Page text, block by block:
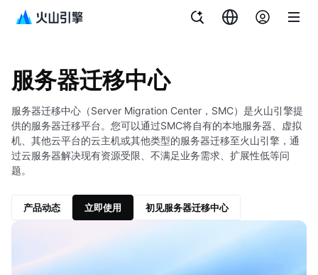
服务器迁移中心
服务器迁移中心
服务器迁移中心（Server Migration Center，SMC）是火山引擎提
供的服务器迁移平台。您可以通过SMC将自有的本地服务器、虚拟
机、其他云平台的云主机或其他类型的服务器迁移至火山引擎，通
过云服务器解决现有资源受限、不满足业务需求、扩展性低等问
题。
产品动态 立即使用 初见服务器迁移中心